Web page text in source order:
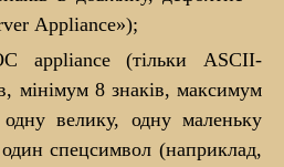
Appliance»);
appliance (тільки ASCII-
мінімум 8 знаків, максимум
велику, одну маленьку
спецсимвол (наприклад,